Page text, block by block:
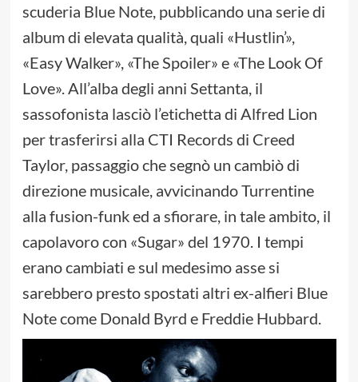
scuderia Blue Note, pubblicando una serie di
album di elevata qualità, quali «Hustlin’»,
«Easy Walker», «The Spoiler» e «The Look Of
Love». All’alba degli anni Settanta, il
sassofonista lasciò l’etichetta di Alfred Lion
per trasferirsi alla CTI Records di Creed
Taylor, passaggio che segnò un cambiò di
direzione musicale, avvicinando Turrentine
alla fusion-funk ed a sfiorare, in tale ambito, il
capolavoro con «Sugar» del 1970. I tempi
erano cambiati e sul medesimo asse si
sarebbero presto spostati altri ex-alfieri Blue
Note come Donald Byrd e Freddie Hubbard.